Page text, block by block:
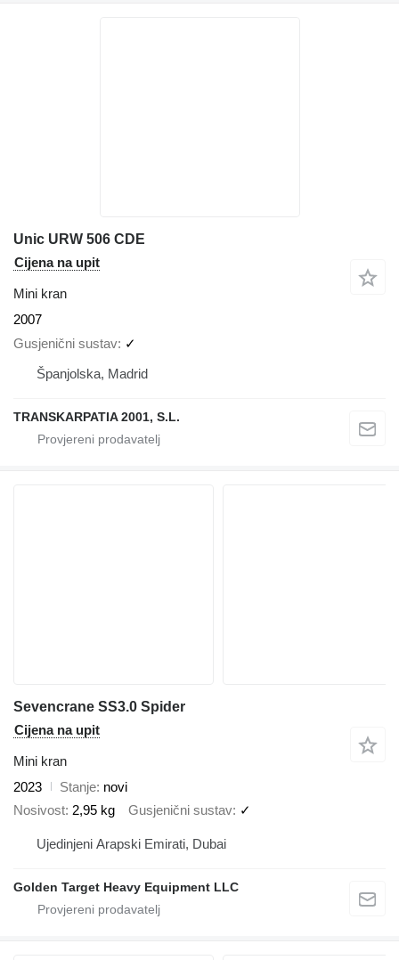
Unic URW 506 CDE
Cijena na upit
Mini kran
2007
Gusjenični sustav ✓
Španjolska, Madrid
TRANSKARPATIA 2001, S.L.
Sevencrane SS3.0 Spider
Cijena na upit
Mini kran
2023
Stanje novi
Nosivost 2,95 kg Gusjenični sustav ✓
Ujedinjeni Arapski Emirati, Dubai
Golden Target Heavy Equipment LLC